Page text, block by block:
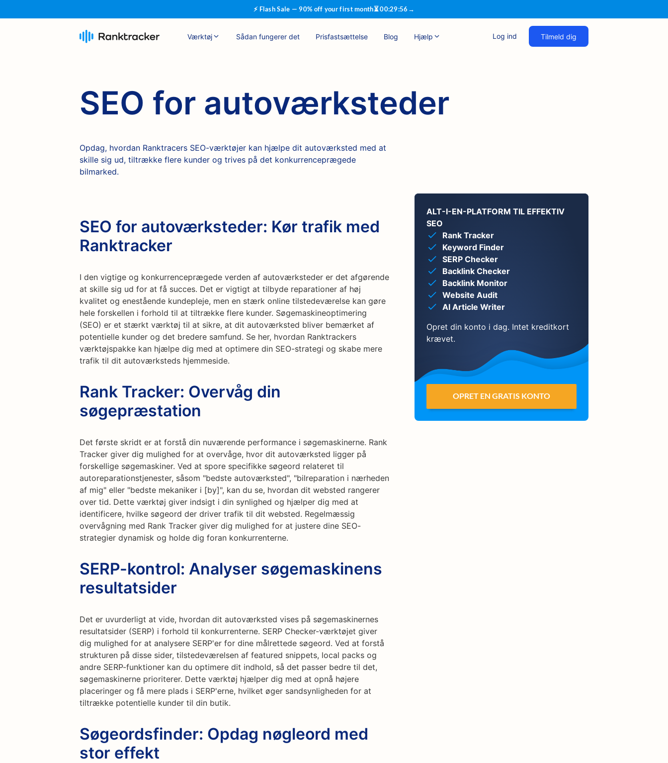
⚡ Flash Sale — 90% off your first month⏳00:29:55 →
Værktøj Sådan fungerer det Prisfastsættelse Blog Hjælp Log ind Tilmeld dig
SEO for autoværksteder
Opdag, hvordan Ranktracers SEO-værktøjer kan hjælpe dit autoværksted med at
skille sig ud, tiltrække flere kunder og trives på det konkurrenceprægede
bilmarked.
SEO for autoværksteder: Kør trafik med
Ranktracker
I den vigtige og konkurrenceprægede verden af autoværksteder er det afgørende
at skille sig ud for at få succes. Det er vigtigt at tilbyde reparationer af høj
kvalitet og enestående kundepleje, men en stærk online tilstedeværelse kan gøre
hele forskellen i forhold til at tiltrække flere kunder. Søgemaskineoptimering
(SEO) er et stærkt værktøj til at sikre, at dit autoværksted bliver bemærket af
potentielle kunder og det bredere samfund. Se her, hvordan Ranktrackers
værktøjspakke kan hjælpe dig med at optimere din SEO-strategi og skabe mere
trafik til dit autoværksteds hjemmeside.
Rank Tracker: Overvåg din
søgepræstation
Det første skridt er at forstå din nuværende performance i søgemaskinerne. Rank
Tracker giver dig mulighed for at overvåge, hvor dit autoværksted ligger på
forskellige søgemaskiner. Ved at spore specifikke søgeord relateret til
autoreparationstjenester, såsom "bedste autoværksted", "bilreparation i nærheden
af mig" eller "bedste mekaniker i [by]", kan du se, hvordan dit websted rangerer
over tid. Dette værktøj giver indsigt i din synlighed og hjælper dig med at
identificere, hvilke søgeord der driver trafik til dit websted. Regelmæssig
overvågning med Rank Tracker giver dig mulighed for at justere dine SEO-
strategier dynamisk og holde dig foran konkurrenterne.
SERP-kontrol: Analyser søgemaskinens
resultatsider
Det er uvurderligt at vide, hvordan dit autoværksted vises på søgemaskinernes
resultatsider (SERP) i forhold til konkurrenterne. SERP Checker-værktøjet giver
dig mulighed for at analysere SERP'er for dine målrettede søgeord. Ved at forstå
strukturen på disse sider, tilstedeværelsen af featured snippets, local packs og
andre SERP-funktioner kan du optimere dit indhold, så det passer bedre til det,
søgemaskinerne prioriterer. Dette værktøj hjælper dig med at opnå højere
placeringer og få mere plads i SERP'erne, hvilket øger sandsynligheden for at
tiltrække potentielle kunder til din butik.
Søgeordsfinder: Opdag nøgleord med
stor effekt
ALT-I-EN-PLATFORM TIL EFFEKTIV
SEO
Rank Tracker
Keyword Finder
SERP Checker
Backlink Checker
Backlink Monitor
Website Audit
AI Article Writer
Opret din konto i dag. Intet kreditkort
krævet.
OPRET EN GRATIS KONTO